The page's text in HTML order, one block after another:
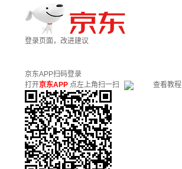
登录页面，改进建议
京东APP扫码登录
打开京东APP 点左上角扫一扫 查看教程